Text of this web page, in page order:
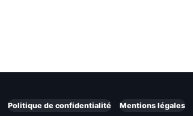
Politique de confidentialité Mentions légales